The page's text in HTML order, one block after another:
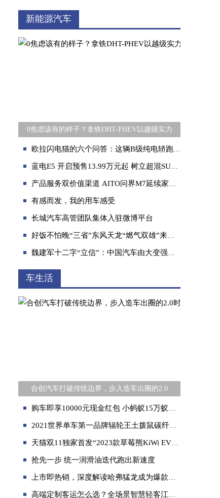
新能源汽车
0焦虑该有的样子？拿铁DHT-PHEV以越级实力
欧拉闪电猫的六个问答：这辆B级纯电轿跑，值得买吗？
蓝电E5 开启预售13.99万元起 树立超混SUV价值新标杆
产品服务双价值渠道 AITO问界M7延续家的无限可能
有感而发，我的用车感受
长城汽车高管团队集体入驻微博平台
好饭不怕晚“三省”东风天龙“燃气双雄”来得正当时
魏建军十二字“立信”：中国汽车由大变强的必答题
车生活
合创汽车打破传统边界，步入造车出圈的2.0
购车即享10000元现金红包 小蚂蚁15万蚁粉超值钜惠款等你蚁起嗨购
2021世界单车第一品牌辐轮王土拨鼠碳纤维自行车价格357万
天猫双11独家首发“2023款草莓熊KiWi EV”，可一键下单，一键分期
抢先一步 统一润滑油迭代跑出新速度
上市即热销，深度解读哈弗猛龙成为爆款的秘诀
高端定制客运怎么选？全场景智慧轻客江铃福特全顺T8是首选